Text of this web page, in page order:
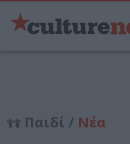
Παιδί / Νέα